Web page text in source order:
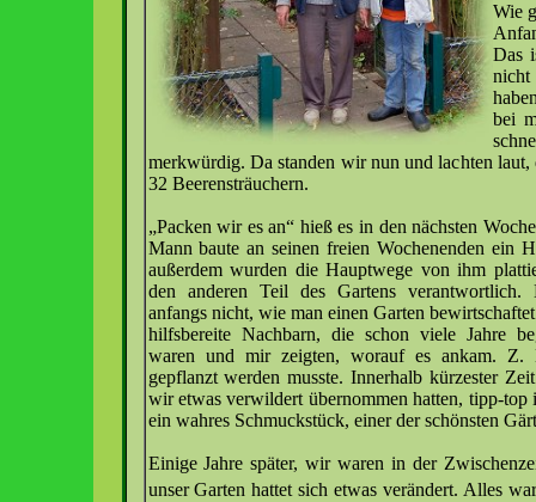
Wie
Das
nicht
bei
merkwürdig. Da standen wir nun und lachten
32 Beerensträuchern.
„Packen wir es an“ hieß es in den nächsten
Mann baute an seinen freien Wochenenden ein
außerdem wurden die Hauptwege von ihm
den anderen Teil des Gartens verantwortlich.
anfangs nicht, wie man einen Garten
hilfsbereite Nachbarn, die schon viele Jahre
waren und mir zeigten, worauf es ankam. Z.
gepflanzt werden musste. Innerhalb kürzester
wir etwas verwildert übernommen hatten, tipp-top
ein wahres Schmuckstück, einer der schönsten
Einige Jahre später, wir waren in der
unser Garten hattet sich etwas verändert. Alles